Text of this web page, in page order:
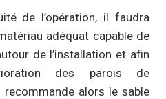
de l’opération, il faudra
adéquat capable de
de l’installation et afin
des parois de
recommande alors le sable